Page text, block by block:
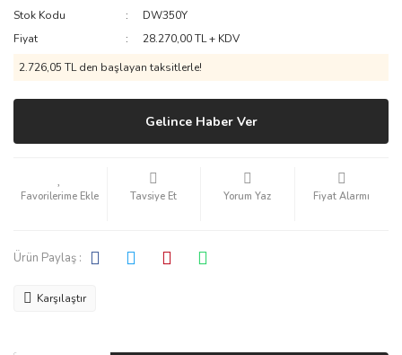
Stok Kodu
DW350Y
Fiyat
28.270,00 TL + KDV
2.726,05 TL den başlayan taksitlerle!
Gelince Haber Ver
Tavsiye Et Yorum Yaz Fiyat Alarmı
Ürün Paylaş :
Karşılaştır